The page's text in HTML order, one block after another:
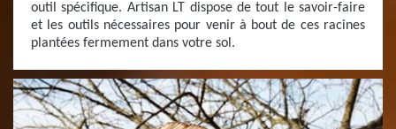
outil spécifique. Artisan LT dispose de tout le savoir-faire
et les outils nécessaires pour venir à bout de ces racines
plantées fermement dans votre sol.